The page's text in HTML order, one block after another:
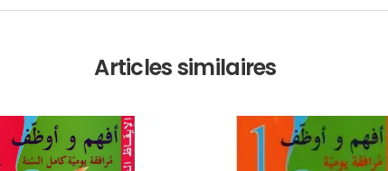
Articles similaires